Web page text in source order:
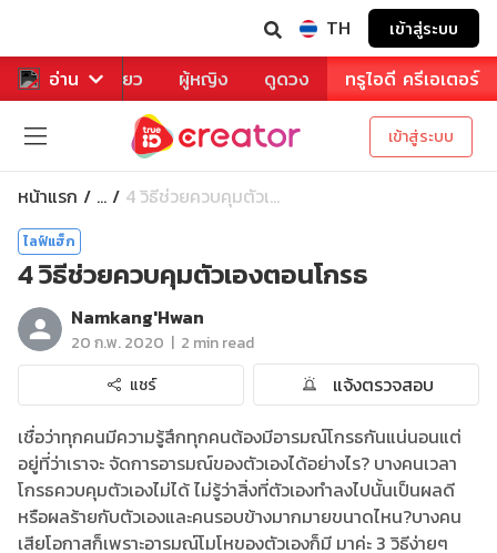
TH เข้าสู่ระบบ
อ่าน
หาร ท่องเที่ยว ผู้หญิง ดูดวง ทรูไอดี ครีเอเตอร์
เข้าสู่ระบบ
หน้าแรก ... 4 วิธีช่วยควบคุมตัวเ...
ไลฟ์แฮ็ก
4 วิธีช่วยควบคุมตัวเองตอนโกรธ
Namkang'Hwan
20 ก.พ. 2020 | 2 min read
แชร์
แจ้งตรวจสอบ
เชื่อว่าทุกคนมีความรู้สึกทุกคนต้องมีอารมณ์โกรธกันแน่นอนแต่
อยู่ที่ว่าเราจะ จัดการอารมณ์ของตัวเองได้อย่างไร? บางคนเวลา
โกรธควบคุมตัวเองไม่ได้ ไม่รู้ว่าสิ่งที่ตัวเองทำลงไปนั้นเป็นผลดี
หรือผลร้ายกับตัวเองและคนรอบข้างมากมายขนาดไหน?บางคน
เสียโอกาสก็เพราะอารมณ์โมโหของตัวเองก็มี มาค่ะ 3 วิธีง่ายๆ